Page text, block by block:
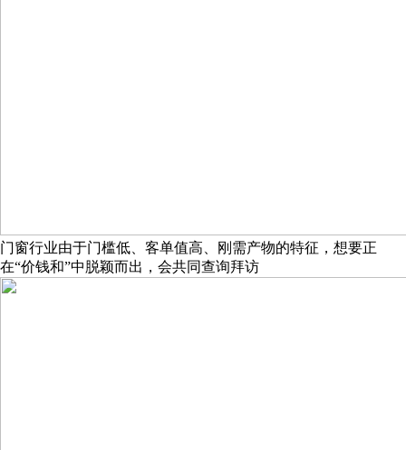
门窗行业由于门槛低、客单值高、刚需产物的特征，想要正
在“价钱和”中脱颖而出，会共同查询拜访